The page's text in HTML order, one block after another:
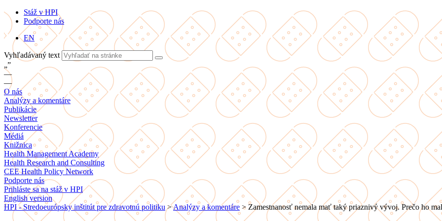
Stáž v HPI
Podporte nás
EN
Vyhľadávaný text
„”
—
—
O nás
Analýzy a komentáre
Publikácie
Newsletter
Konferencie
Médiá
Knižnica
Health Management Academy
Health Research and Consulting
CEE Health Policy Network
Podporte nás
Prihláste sa na stáž v HPI
English version
HPI - Stredoeurópsky inštitút pre zdravotnú politiku >Analýzy a komentáre > Zamestnanosť nemala mať taký priaznivý vývoj. Prečo ho